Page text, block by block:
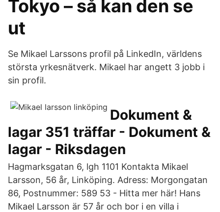
Tokyo – så kan den se
ut
Se Mikael Larssons profil på LinkedIn, världens
största yrkesnätverk. Mikael har angett 3 jobb i
sin profil.
Dokument &
lagar 351 träffar - Dokument &
lagar - Riksdagen
Hagmarksgatan 6, lgh 1101 Kontakta Mikael
Larsson, 56 år, Linköping. Adress: Morgongatan
86, Postnummer: 589 53 - Hitta mer här! Hans
Mikael Larsson är 57 år och bor i en villa i